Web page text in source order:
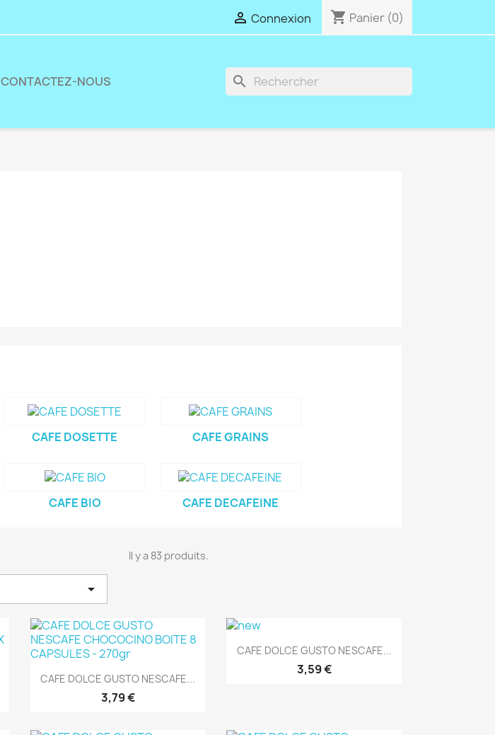
 Connexion shopping_cart Panier (0)
CONTACTEZ-NOUS search
CAFE DOSETTE CAFE GRAINS
CAFE BIO CAFE DECAFEINE
Il y a 83 produits.

Aperçu rapide
CAFE DOLCE GUSTO NESCAFE...
3,79 €
Aperçu rapide
CAFE DOLCE GUSTO NESCAFE...
3,59 €